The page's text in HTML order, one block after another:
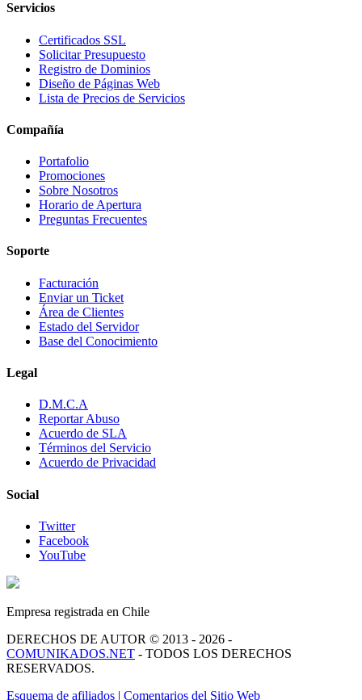
Servicios
Certificados SSL
Solicitar Presupuesto
Registro de Dominios
Diseño de Páginas Web
Lista de Precios de Servicios
Compañía
Portafolio
Promociones
Sobre Nosotros
Horario de Apertura
Preguntas Frecuentes
Soporte
Facturación
Enviar un Ticket
Área de Clientes
Estado del Servidor
Base del Conocimiento
Legal
D.M.C.A
Reportar Abuso
Acuerdo de SLA
Términos del Servicio
Acuerdo de Privacidad
Social
Twitter
Facebook
YouTube
Empresa registrada en Chile
DERECHOS DE AUTOR © 2013 - 2026 -
COMUNIKADOS.NET - TODOS LOS DERECHOS
RESERVADOS.
Esquema de afiliados | Comentarios del Sitio Web